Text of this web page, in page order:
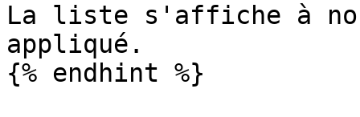
La liste s'affiche à
appliqué.
{% endhint %}